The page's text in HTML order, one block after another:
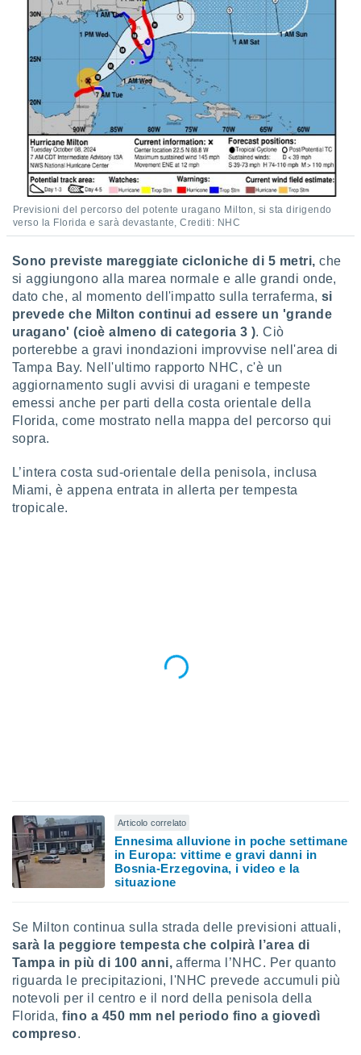
Previsioni del percorso del potente uragano Milton, si sta dirigendo
verso la Florida e sarà devastante, Crediti: NHC
Sono previste mareggiate cicloniche di 5 metri, che
si aggiungono alla marea normale e alle grandi onde,
dato che, al momento dell'impatto sulla terraferma, si
prevede che Milton continui ad essere un 'grande
uragano' (cioè almeno di categoria 3 ). Ciò
porterebbe a gravi inondazioni improvvise nell'area di
Tampa Bay. Nell'ultimo rapporto NHC, c'è un
aggiornamento sugli avvisi di uragani e tempeste
emessi anche per parti della costa orientale della
Florida, come mostrato nella mappa del percorso qui
sopra.
L’intera costa sud-orientale della penisola, inclusa
Miami, è appena entrata in allerta per tempesta
tropicale.
Articolo correlato
Ennesima alluvione in poche settimane
in Europa: vittime e gravi danni in
Bosnia-Erzegovina, i video e la
situazione
Se Milton continua sulla strada delle previsioni attuali,
sarà la peggiore tempesta che colpirà l’area di
Tampa in più di 100 anni, afferma l’NHC. Per quanto
riguarda le precipitazioni, l'NHC prevede accumuli più
notevoli per il centro e il nord della penisola della
Florida,fino a 450 mm nel periodo fino a giovedì
compreso.